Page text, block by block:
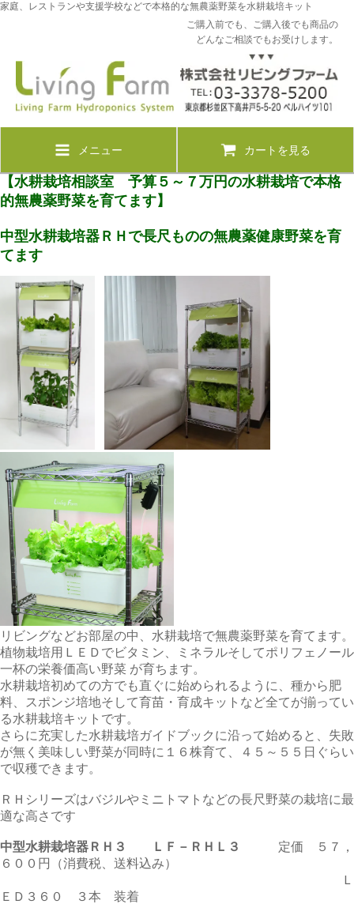
家庭、レストランや支援学校などで本格的な無農薬野菜を水耕栽培キット
ご購入前でも、ご購入後でも商品の
どんなご相談でもお受けします。
メニュー カートを見る
【水耕栽培相談室 予算５～７万円の水耕栽培で本格
的無農薬野菜を育てます】
中型水耕栽培器ＲＨで長尺ものの無農薬健康野菜を育
てます
リビングなどお部屋の中、水耕栽培で無農薬野菜を育てます。
植物栽培用ＬＥＤでビタミン、ミネラルそしてポリフェノール
一杯の栄養価高い野菜 が育ちます。
水耕栽培初めての方でも直ぐに始められるように、種から肥
料、スポンジ培地そして育苗・育成キットなど全てが揃ってい
る水耕栽培キットです。
さらに充実した水耕栽培ガイドブックに沿って始めると、失敗
が無く美味しい野菜が同時に１６株育て、４５～５５日ぐらい
で収穫できます。
ＲＨシリーズはバジルやミニトマトなどの長尺野菜の栽培に最
適な高さです
中型水耕栽培器ＲＨ３ ＬＦ－ＲＨＬ３
定価 ５７，
６００円（消費税、送料込み）
Ｌ
ＥＤ３６０ ３本 装着